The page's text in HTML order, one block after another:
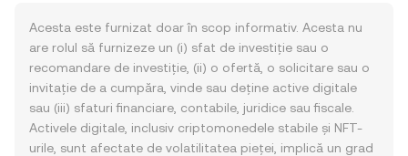
Acesta este furnizat doar în scop informativ. Acesta nu
are rolul să furnizeze un (i) sfat de investiție sau o
recomandare de investiție, (ii) o ofertă, o solicitare sau o
invitație de a cumpăra, vinde sau deține active digitale
sau (iii) sfaturi financiare, contabile, juridice sau fiscale.
Activele digitale, inclusiv criptomonedele stabile și NFT-
urile, sunt afectate de volatilitatea pieței, implică un grad